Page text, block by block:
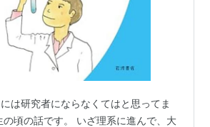
は研究者にならなくてはと思ってま
の頃の話です。 いざ理系に進んで、大